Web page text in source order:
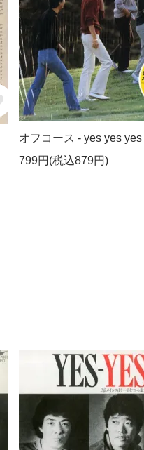
オフコース - yes yes
799円(税込879円)